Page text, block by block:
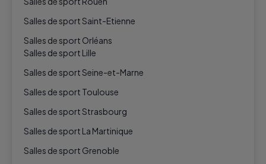
Salles de sport Saint-Etienne
Salles de sport Orléans
Salles de sport Lille
Salles de sport Seine-et-Marne
Salles de sport Toulouse
Salles de sport Strasbourg
Salles de sport La Martinique
Salles de sport Grenoble